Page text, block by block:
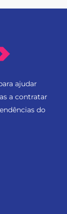
ajudar
a contratar
do